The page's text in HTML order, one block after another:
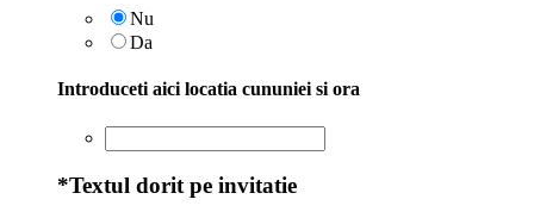
Nu
Da
Introduceti aici locatia cununiei si ora
*Textul dorit pe invitatie